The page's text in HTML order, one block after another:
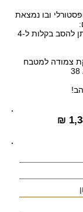
ובו נמצאת
צמודה למטבח